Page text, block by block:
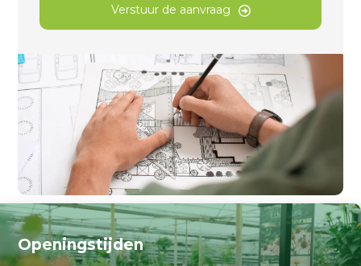
Verstuur de aanvraag
Openingstijden